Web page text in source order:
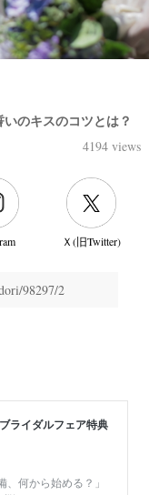
のキスのコツとは？
4194 views
Ｘ(旧Twitter)
98297/2